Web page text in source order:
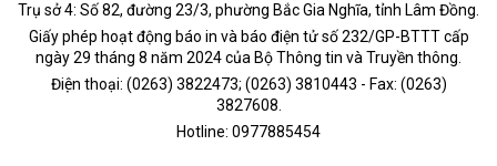
Trụ sở 4: Số 82, đường 23/3, phường Bắc Gia Nghĩa, tỉnh Lâm Đồng.
Giấy phép hoạt động báo in và báo điện tử số 232/GP-BTTT cấp
ngày 29 tháng 8 năm 2024 của Bộ Thông tin và Truyền thông.
Điện thoại: (0263) 3822473; (0263) 3810443 - Fax: (0263)
3827608.
Hotline: 0977885454